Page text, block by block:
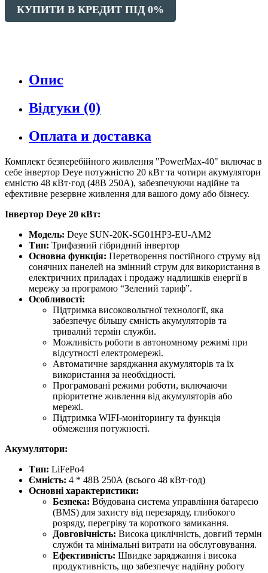
КУПИТИ В КРЕДИТ ПІД 0%
Опис
Відгуки (0)
Оплата и доставка
Комплект безперебійного живлення "PowerMax-40" включає в
себе інвертор Deye потужністю 20 кВт та чотири акумулятори
ємністю 48 кВт·год (48В 250А), забезпечуючи надійне та
ефективне резервне живлення для вашого дому або бізнесу.
Інвертор Deye 20 кВт:
Модель: Deye SUN-20K-SG01HP3-EU-AM2
Тип: Трифазний гібридний інвертор
Основна функція: Перетворення постійного струму від
сонячних панелей на змінний струм для використання в
електричних приладах і продажу надлишків енергії в
мережу за програмою “Зелений тариф”.
Особливості:
Підтримка високовольтної технології, яка
забезпечує більшу ємність акумуляторів та
тривалий термін служби.
Можливість роботи в автономному режимі при
відсутності електромережі.
Автоматичне заряджання акумуляторів та їх
використання за необхідності.
Програмовані режими роботи, включаючи
пріоритетне живлення від акумуляторів або
мережі.
Підтримка WIFI-моніторингу та функція
обмеження потужності.
Акумулятори:
Тип: LiFePo4
Ємність: 4 * 48В 250А (всього 48 кВт·год)
Основні характеристики:
Безпека: Вбудована система управління батареєю
(BMS) для захисту від перезаряду, глибокого
розряду, перегріву та короткого замикання.
Довговічність: Висока циклічність, довгий термін
служби та мінімальні витрати на обслуговування.
Ефективність: Швидке заряджання і висока
продуктивність, що забезпечує надійну роботу